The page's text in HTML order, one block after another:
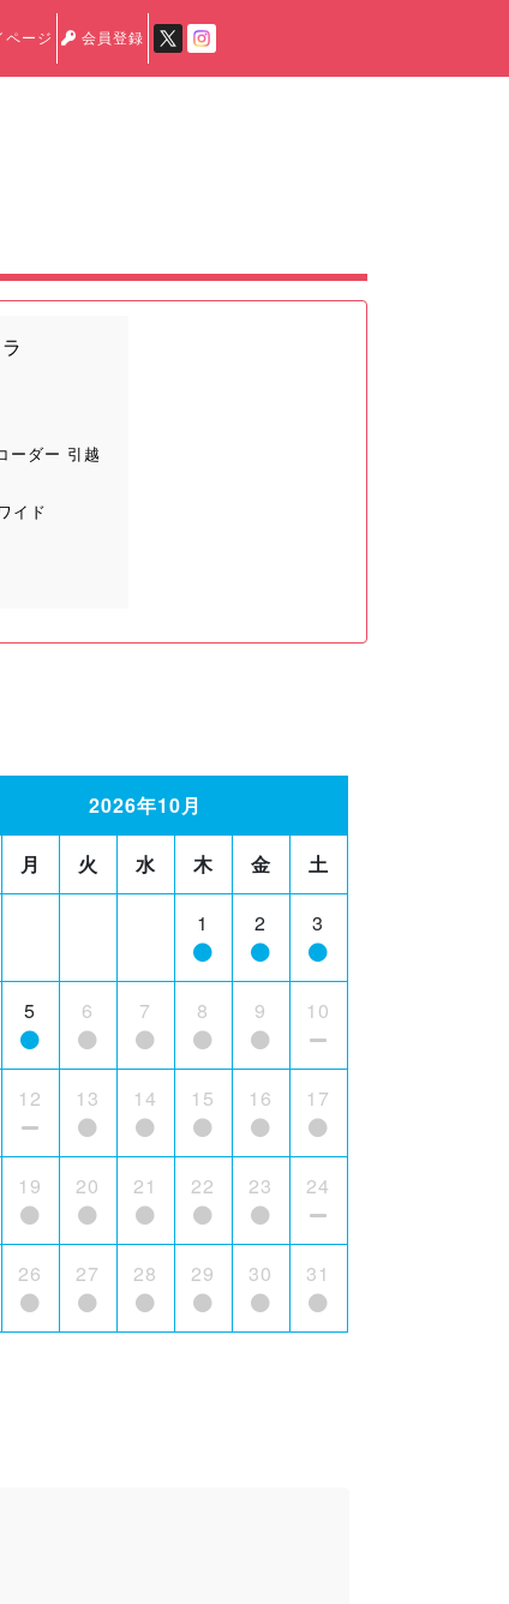
ページ 会員登録
ーダー 引越
イド
2026年10月
月 火 水 木 金 土
1 2 3
5 6 7 8 9 10
12 13 14 15 16 17
19 20 21 22 23 24
26 27 28 29 30 31